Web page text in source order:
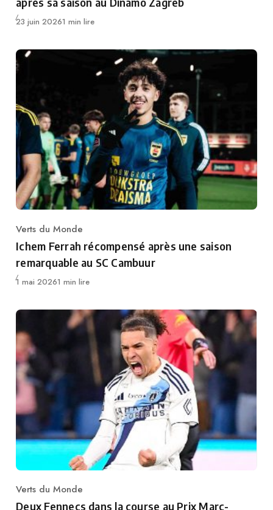
Publié
23 juin 20261 min lire
Category
Verts du Monde
Ichem Ferrah récompensé après une saison
remarquable au SC Cambuur
Publié
1 mai 20261 min lire
Category
Verts du Monde
Deux Fennecs dans la course au Prix Marc-